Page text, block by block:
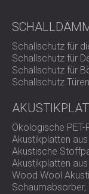
Schallschutz für
Schallschutz für
Schallschutz für
Schallschutz Türen
Ökologische
Akustikplatten
Akustische
Akustikplatten
Wood Wool
Schaumabsorber,